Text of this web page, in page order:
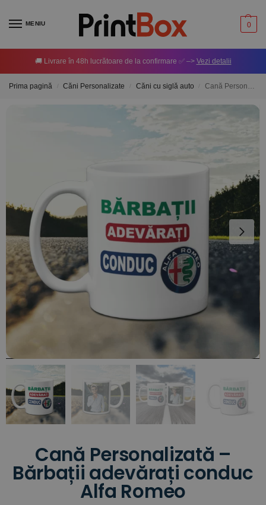
MENIU 0
🚚 Livrare în 48h lucrătoare de la confirmare ✅ –> Vezi detalii
Prima pagină Căni Personalizate Căni cu siglă auto Cană Personalizată – Bărbații adevărați conduc Alfa Romeo
Cană Personalizată –
Bărbații adevărați conduc
Alfa Romeo